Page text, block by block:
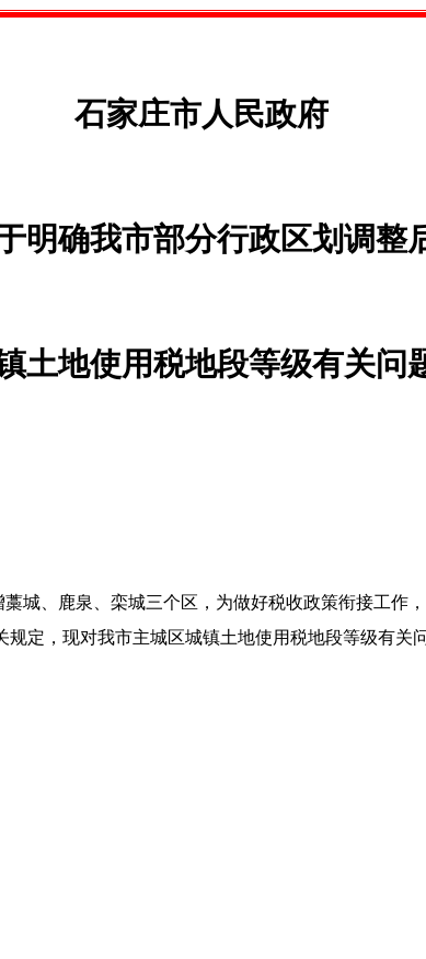
石家庄市人民政府
明确我市部分行政区划调整
土地使用税地段等级有关问
城、鹿泉、栾城三个区，为做好税收政策衔接工作
定，现对我市主城区城镇土地使用税地段等级有关